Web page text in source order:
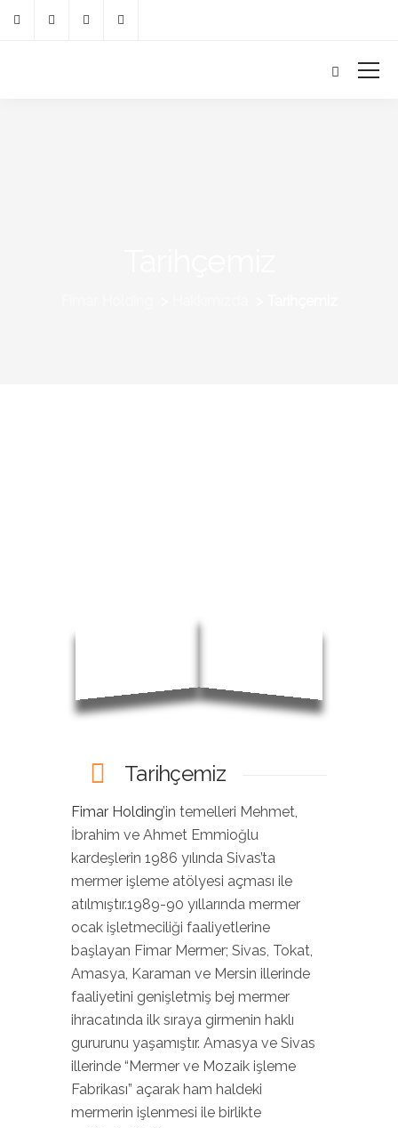
Tarihçemiz
Fimar Holding’in temelleri Mehmet,
İbrahim ve Ahmet Emmioğlu
kardeşlerin 1986 yılında Sivas’ta
mermer işleme atölyesi açması ile
atılmıştır.1989-90 yıllarında mermer
ocak işletmeciliği faaliyetlerine
başlayan Fimar Mermer; Sivas, Tokat,
Amasya, Karaman ve Mersin illerinde
faaliyetini genişletmiş bej mermer
ihracatında ilk sıraya girmenin haklı
gururunu yaşamıştır. Amasya ve Sivas
illerinde “Mermer ve Mozaik işleme
Fabrikası” açarak ham haldeki
mermerin işlenmesi ile birlikte